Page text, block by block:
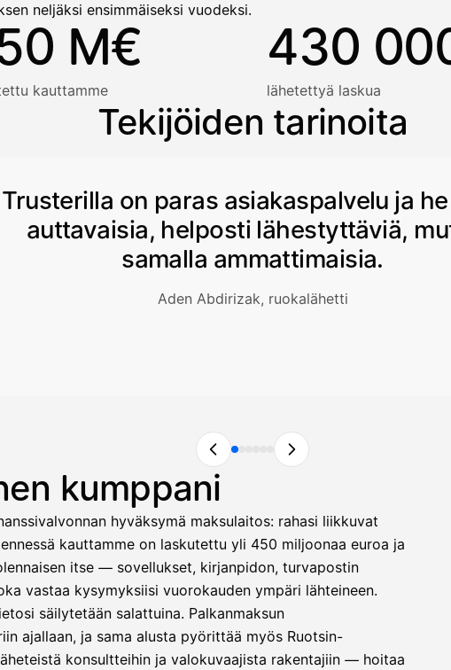
neljäksi ensimmäiseksi vuodeksi.
M€
kauttamme
430
lähetettyä laskua
Tekijöiden tarinoita
Trusterilla on paras asiakaspalvelu ja
auttavaisia, helposti lähestyttäviä,
samalla ammattimaisia.
Aden Abdirizak, ruokalähetti
kumppani
hyväksymä maksulaitos: rahasi liikkuvat
kauttamme on laskutettu yli 450 miljoonaa euroa ja
itse — sovellukset, kirjanpidon, turvapostin
vastaa kysymyksiisi vuorokauden ympäri lähteineen.
säilytetään salattuina. Palkanmaksun
ajallaan, ja sama alusta pyörittää myös Ruotsin-
konsultteihin ja valokuvaajista rakentajiin — hoitaa